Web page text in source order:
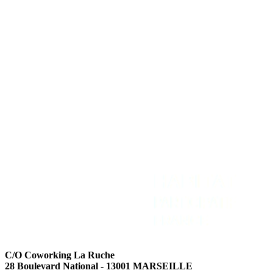
C/O Coworking La Ruche
28 Boulevard National - 13001 MARSEILLE